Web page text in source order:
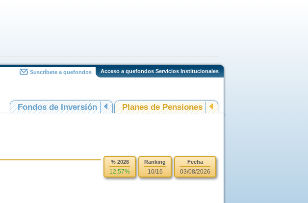
Acceso a quefondos Servicios Institucionales
Suscríbete a quefondos
Fondos de Inversión
Planes de Pensiones
% 2026
12,57%
Ranking
10/16
Fecha
03/08/2026